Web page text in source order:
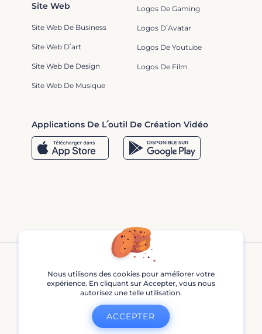
Logos De Gaming
Logos D՛Avatar
Logos De Youtube
Logos De Film
Applications De L՛outil De Création Vidéo
Site Web
Site Web De Business
Site Web D՛art
Site Web De Design
Site Web De Musique
Renderforest © 2013 - 2026
Nous utilisons des cookies pour améliorer votre
expérience. En cliquant sur Accepter, vous nous
autorisez une telle utilisation.
ACCEPTER